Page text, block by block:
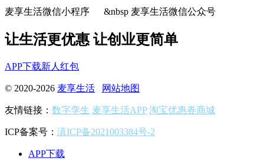
麦享生活微信小程序 &nbsp 麦享生活微信公众号
让生活更优惠 让创业更简单
APP下载新人红包
© 2020-2026 麦享生活 网站地图
友情链接： 数字孪生 麦享生活APP 淘宝优惠券商城
ICP备案号： 滇ICP备2021003384号-2
APP下载